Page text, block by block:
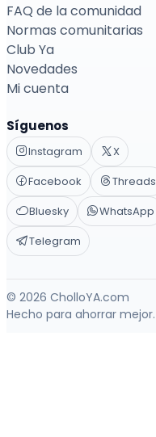
FAQ de la comunidad
Normas comunitarias
Club Ya
Novedades
Mi cuenta
Síguenos
Instagram
X
Facebook
Threads
Bluesky
WhatsApp
Telegram
© 2026 CholloYA.com
Hecho para ahorrar mejor.